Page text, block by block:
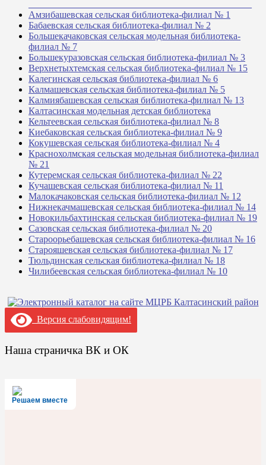
Амзибашевская сельская библиотека-филиал № 1
Бабаевская сельская библиотека-филиал № 2
Большекачаковская сельская модельная библиотека-
филиал № 7
Большекуразовская сельская библиотека-филиал № 3
Верхнетыхтемская сельская библиотека-филиал № 15
Калегинская сельская библиотека-филиал № 6
Калмашевская сельская библиотека-филиал № 5
Калмиябашевская сельская библиотека-филиал № 13
Калтасинская модельная детская библиотека
Кельтеевская сельская библиотека-филиал № 8
Киебаковская сельская библиотека-филиал № 9
Кокушевская сельская библиотека-филиал № 4
Краснохолмская сельская модельная библиотека-филиал
№ 21
Кутеремская сельская библиотека-филиал № 22
Кучашевская сельская библиотека-филиал № 11
Малокачаковская сельская библиотека-филиал № 12
Нижнекачмашевская сельская библиотека-филиал № 14
Новокильбахтинская сельская библиотека-филиал № 19
Сазовская сельская библиотека-филиал № 20
Староорьебашевская сельская библиотека-филиал № 16
Старояшевская сельская библиотека-филиал № 17
Тюльдинская сельская библиотека-филиал № 18
Чилибеевская сельская библиотека-филиал № 10
Версия слабовидящим!
Наша страничка ВК и ОК
Решаем вместе